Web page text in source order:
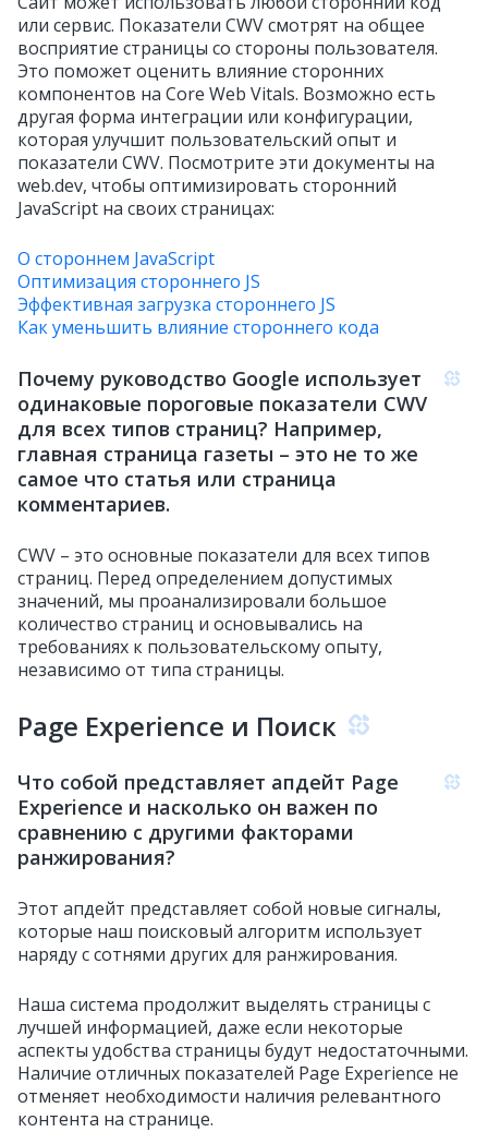
или сервис. Показатели CWV смотрят на общее
восприятие страницы со стороны пользователя.
Это поможет оценить влияние сторонних
компонентов на Core Web Vitals. Возможно есть
другая форма интеграции или конфигурации,
которая улучшит пользовательский опыт и
показатели CWV. Посмотрите эти документы на
web.dev, чтобы оптимизировать сторонний
JavaScript на своих страницах:
О стороннем JavaScript
Оптимизация стороннего JS
Эффективная загрузка стороннего JS
Как уменьшить влияние стороннего кода
Почему руководство Google использует
одинаковые пороговые показатели CWV
для всех типов страниц? Например,
главная страница газеты – это не то же
самое что статья или страница
комментариев.
CWV – это основные показатели для всех типов
страниц. Перед определением допустимых
значений, мы проанализировали большое
количество страниц и основывались на
требованиях к пользовательскому опыту,
независимо от типа страницы.
Page Experience и Поиск
Что собой представляет апдейт Page
Experience и насколько он важен по
сравнению с другими факторами
ранжирования?
Этот апдейт представляет собой новые сигналы,
которые наш поисковый алгоритм использует
наряду с сотнями других для ранжирования.
Наша система продолжит выделять страницы с
лучшей информацией, даже если некоторые
аспекты удобства страницы будут недостаточными.
Наличие отличных показателей Page Experience не
отменяет необходимости наличия релевантного
контента на странице.